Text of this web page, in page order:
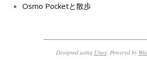
Osmo Pocketと散歩
Designed using Unos. Powered by